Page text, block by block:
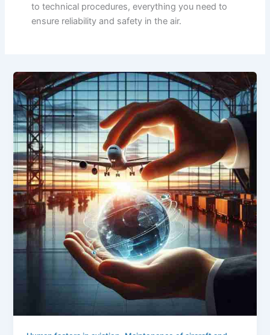
to technical procedures, everything you need to
ensure reliability and safety in the air.